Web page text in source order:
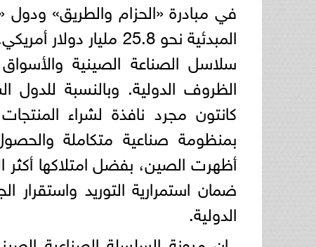
المبدئية نحو 25.8
سلاسل الصناعة الصينية
الظروف الدولية. وبالنسبة للدول
كانتون مجرد نافذة لشراء
بمنظومة صناعية متكاملة
أظهرت الصين، بفضل امتلاكها أكثر
ضمان استمرارية التوريد
الدولية.